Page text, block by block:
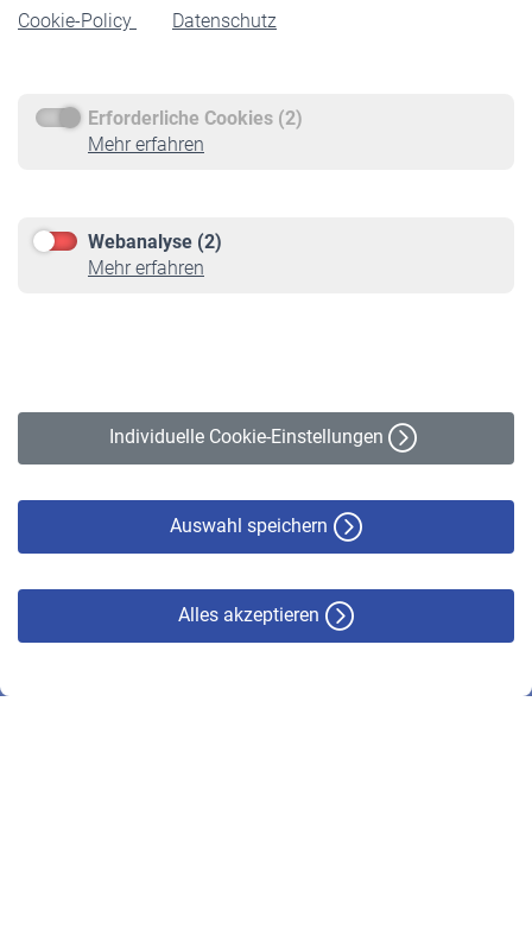
Cookie-Policy
Datenschutz
Erforderliche Cookies (2)
Mehr erfahren
Webanalyse (2)
Mehr erfahren
Individuelle Cookie-Einstellungen
Auswahl speichern
Alles akzeptieren
Rente beantragen
Service
Informationen
Online-Rechner
VBLnewsletter
Erklärung zur Barrierefreiheit
© VBL 2026